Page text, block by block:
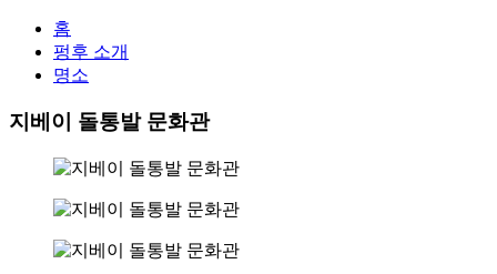
홈
펑후 소개
명소
지베이 돌통발 문화관